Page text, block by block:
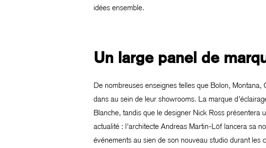
idées ensemble.
Un large panel de
De nombreuses enseignes telles que Bolon,
dans au sein de leur showrooms. La marque
Blanche, tandis que le designer Nick Ross présentera
actualité : l’architecte Andreas Martin-Löf lancera sa
événements au sien de son nouveau studio durant